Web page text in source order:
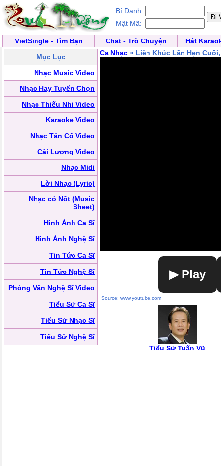
Bí Danh:
Mật Mã:
VietSingle - Tìm Bạn Chat - Trò Chuyện
Hát
Mục Lục
Nhạc Music Video
Nhạc Hay Tuyển Chọn
Nhạc Thiếu Nhi Video
Karaoke Video
Nhạc Tân Cổ Video
Cải Lương Video
Nhạc Midi
Lời Nhạc (Lyric)
Nhạc có Nốt (Music
Sheet)
Hình Ảnh Ca Sĩ
Hình Ảnh Nghệ Sĩ
Tin Tức Ca Sĩ
Tin Tức Nghệ Sĩ
Phỏng Vấn Nghệ Sĩ Video
Tiểu Sử Ca Sĩ
Tiểu Sử Nhạc Sĩ
Tiểu Sử Nghệ Sĩ
Ca Nhạc » Liên Khúc Lần Hẹn
▶ Play
Source: www.youtube.com
Tiểu Sử Tuấn Vũ